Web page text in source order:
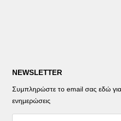
NEWSLETTER
Συμπληρώστε το email σας εδώ για
ενημερώσεις